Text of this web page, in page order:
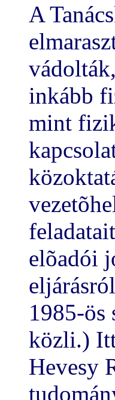
A
inkább
mint
elõadói
1985-ös
közli.)
Hevesy